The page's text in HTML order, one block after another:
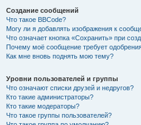
Создание сообщений
Что такое BBCode?
Могу ли я добавлять изображения к
Что означает кнопка «Сохранить» при
Почему моё сообщение требует
Как мне вновь поднять мою тему?
Уровни пользователей и группы
Что означают списки друзей и недругов?
Кто такие администраторы?
Кто такие модераторы?
Что такое группы пользователей?